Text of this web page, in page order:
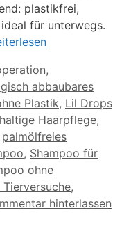
plastikfrei,
für unterwegs.
,
abbaubares
Plastik, Lil Drops
Haarpflege,
palmölfreies
, Shampoo für
ohne
,
hinterlassen